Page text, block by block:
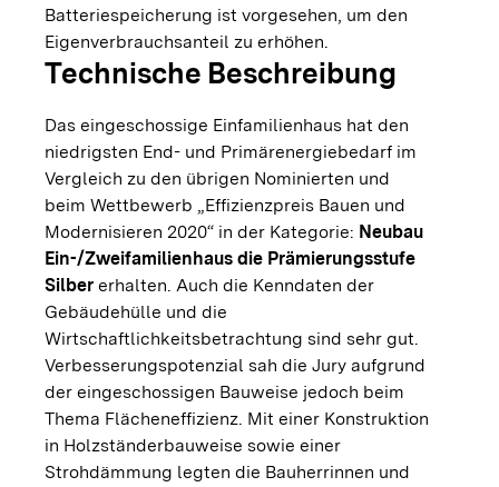
Batteriespeicherung ist vorgesehen, um den
Eigenverbrauchsanteil zu erhöhen.
Technische Beschreibung
Das eingeschossige Einfamilienhaus hat den
niedrigsten End- und Primärenergiebedarf im
Vergleich zu den übrigen Nominierten und
beim Wettbewerb „Effizienzpreis Bauen und
Modernisieren 2020“ in der Kategorie: Neubau
Ein-/Zweifamilienhaus die Prämierungsstufe
Silber erhalten. Auch die Kenndaten der
Gebäudehülle und die
Wirtschaftlichkeitsbetrachtung sind sehr gut.
Verbesserungspotenzial sah die Jury aufgrund
der eingeschossigen Bauweise jedoch beim
Thema Flächeneffizienz. Mit einer Konstruktion
in Holzständerbauweise sowie einer
Strohdämmung legten die Bauherrinnen und